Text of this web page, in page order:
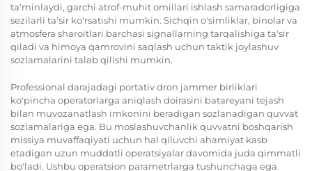
ta'minlaydi, garchi atrof-muhit omillari ishlash samaradorligiga
sezilarli ta'sir ko'rsatishi mumkin. Sichqin o'simliklar, binolar va
atmosfera sharoitlari barchasi signallarning tarqalishiga ta'sir
qiladi va himoya qamrovini saqlash uchun taktik joylashuv
sozlamalarini talab qilishi mumkin.
Professional darajadagi portativ dron jammer birliklari
ko'pincha operatorlarga aniqlash doirasini batareyani tejash
bilan muvozanatlash imkonini beradigan sozlanadigan quvvat
sozlamalariga ega. Bu moslashuvchanlik quvvatni boshqarish
missiya muvaffaqiyati uchun hal qiluvchi ahamiyat kasb
etadigan uzun muddatli operatsiyalar davomida juda qimmatli
bo'ladi. Ushbu operatsion parametrlarga tushunchaga ega